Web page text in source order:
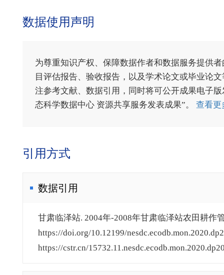
数据使用声明
为尊重知识产权、保障数据作者和数据服务提供
目评估报告、验收报告，以及学术论文或毕业论
注参考文献、数据引用，同时将可公开成果电子
态科学数据中心 资源共享服务发表成果”。 查看
引用方式
数据引用
甘肃临泽站. 2004年-2008年甘肃临泽站农田耕作
https://doi.org/10.12199/
https://cstr.cn/